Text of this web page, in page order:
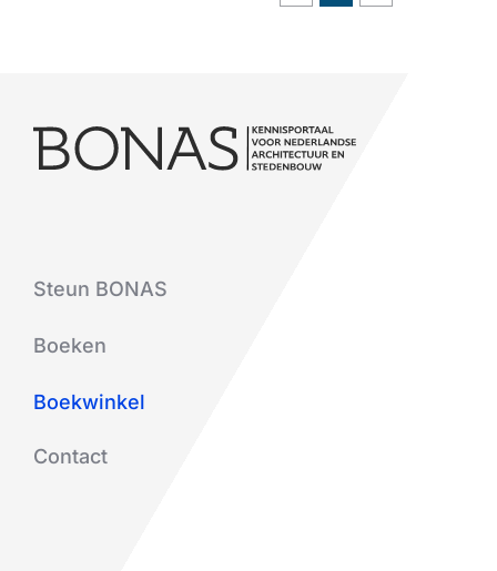
Steun BONAS
Boeken
Boekwinkel
Contact